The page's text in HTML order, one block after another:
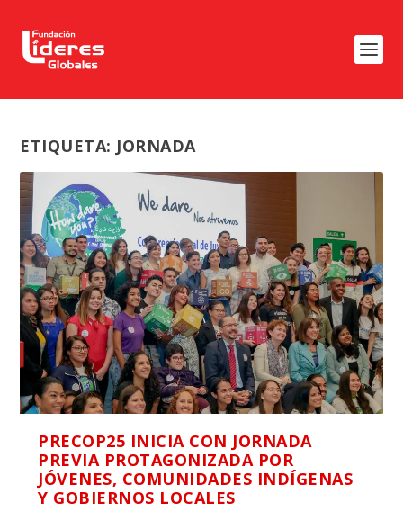
ETIQUETA: JORNADA
PRECOP25 INICIA CON JORNADA
PREVIA PROTAGONIZADA POR
JÓVENES, COMUNIDADES INDÍGENAS
Y GOBIERNOS LOCALES